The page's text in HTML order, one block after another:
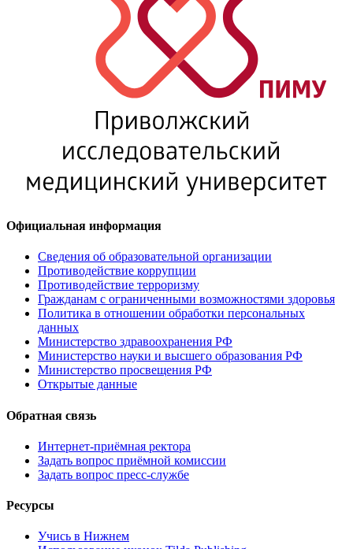
Официальная информация
Сведения об образовательной организации
Противодействие коррупции
Противодействие терроризму
Гражданам с ограниченными возможностями здоровья
Политика в отношении обработки персональных
данных
Министерство здравоохранения РФ
Министерство науки и высшего образования РФ
Министерство просвещения РФ
Открытые данные
Обратная связь
Интернет-приёмная ректора
Задать вопрос приёмной комиссии
Задать вопрос пресс-службе
Ресурсы
Учись в Нижнем